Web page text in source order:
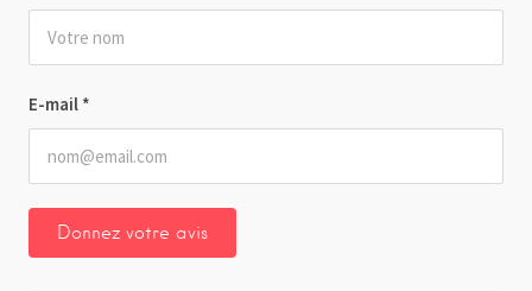
E-mail *